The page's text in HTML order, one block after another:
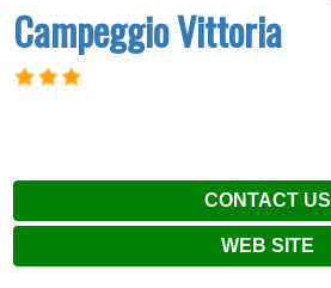
Campeggio Vittoria
CONTACT US
WEB SITE